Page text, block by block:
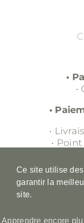
Ce site utilise
garantir la
site.
Apprendre encore
•
•
•
•
•
•